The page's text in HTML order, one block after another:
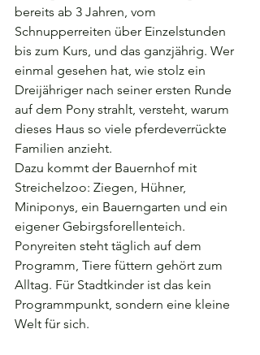
bereits ab 3 Jahren, vom
Schnupperreiten über Einzelstunden
bis zum Kurs, und das ganzjährig. Wer
einmal gesehen hat, wie stolz ein
Dreijähriger nach seiner ersten Runde
auf dem Pony strahlt, versteht, warum
dieses Haus so viele pferdeverrückte
Familien anzieht.
Dazu kommt der Bauernhof mit
Streichelzoo: Ziegen, Hühner,
Miniponys, ein Bauerngarten und ein
eigener Gebirgsforellenteich.
Ponyreiten steht täglich auf dem
Programm, Tiere füttern gehört zum
Alltag. Für Stadtkinder ist das kein
Programmpunkt, sondern eine kleine
Welt für sich.